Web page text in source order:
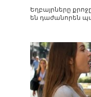
Եղբայրները
են դաժանորեն